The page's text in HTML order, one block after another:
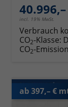
incl. 19% MwSt.
Verbrauch
CO2-Klasse: D
CO2-
ab 397,– €